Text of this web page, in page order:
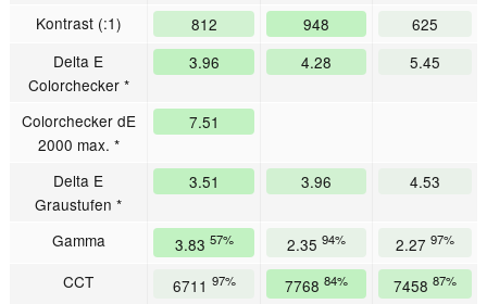
Kontrast (:1) 812 948
625
Delta E
Colorchecker *
3.96 4.28 5.45
Colorchecker dE
2000 max. *
7.51
Delta E
Graustufen *
3.51 3.96 4.53
Gamma 3.83 57% 2.35 94% 2.27 97%
CCT 6711 97% 7768 84% 7458 87%